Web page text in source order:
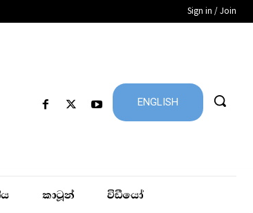
Sign in / Join
ENGLISH
කාටූන් විඩීයෝ